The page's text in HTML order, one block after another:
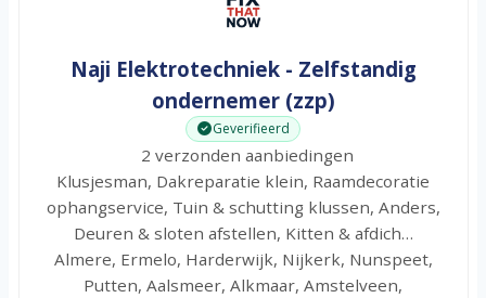
Naji Elektrotechniek - Zelfstandig
ondernemer (zzp)
Geverifieerd
2 verzonden aanbiedingen
Klusjesman, Dakreparatie klein, Raamdecoratie
ophangservice, Tuin & schutting klussen, Anders,
Deuren & sloten afstellen, Kitten & afdich…
Almere, Ermelo, Harderwijk, Nijkerk, Nunspeet,
Putten, Aalsmeer, Alkmaar, Amstelveen,